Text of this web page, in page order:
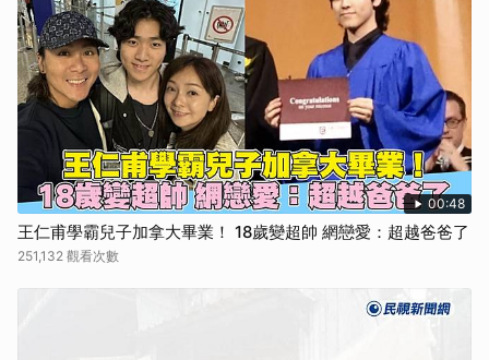
00:48
王仁甫學霸兒子加拿大畢業！ 18歲變超帥 網戀愛：超越爸爸了
251,132 觀看次數